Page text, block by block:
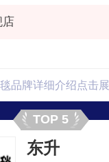
店
品牌详细介绍点击
TOP 5
东升